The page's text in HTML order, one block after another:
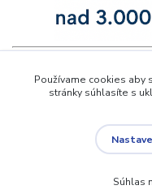
Zobraziť filter
Používame cookies aby
stránky súhlasíte s
Súhlas